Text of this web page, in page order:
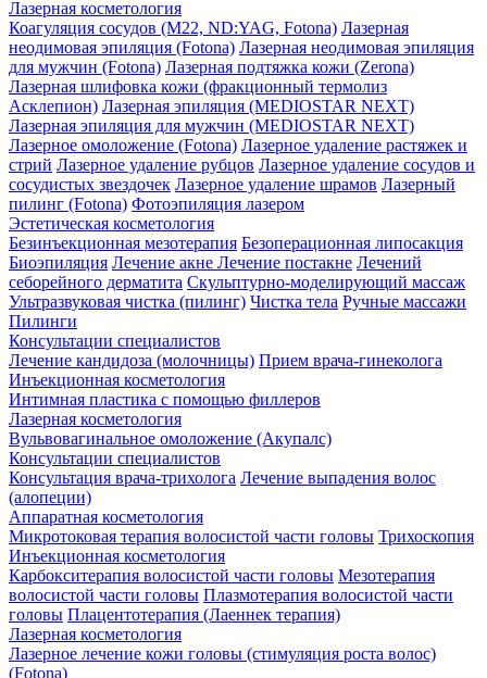
Лазерная косметология
Коагуляция сосудов (М22, ND:YAG, Fotona) Лазерная
неодимовая эпиляция (Fotona) Лазерная неодимовая эпиляция
для мужчин (Fotona) Лазерная подтяжка кожи (Zerona)
Лазерная шлифовка кожи (фракционный термолиз
Асклепион) Лазерная эпиляция (MEDIOSTAR NEXT)
Лазерная эпиляция для мужчин (MEDIOSTAR NEXT)
Лазерное омоложение (Fotona) Лазерное удаление растяжек и
стрий Лазерное удаление рубцов Лазерное удаление сосудов и
сосудистых звездочек Лазерное удаление шрамов Лазерный
пилинг (Fotona) Фотоэпиляция лазером
Эстетическая косметология
Безинъекционная мезотерапия Безоперационная липосакция
Биоэпиляция Лечение акне Лечение постакне Лечений
себорейного дерматита Скульптурно-моделирующий массаж
Ультразвуковая чистка (пилинг) Чистка тела Ручные массажи
Пилинги
Консультации специалистов
Лечение кандидоза (молочницы) Прием врача-гинеколога
Инъекционная косметология
Интимная пластика с помощью филлеров
Лазерная косметология
Вульвовагинальное омоложение (Акупалс)
Консультации специалистов
Консультация врача-трихолога Лечение выпадения волос
(алопеции)
Аппаратная косметология
Микротоковая терапия волосистой части головы Трихоскопия
Инъекционная косметология
Карбокситерапия волосистой части головы Мезотерапия
волосистой части головы Плазмотерапия волосистой части
головы Плацентотерапия (Лаеннек терапия)
Лазерная косметология
Лазерное лечение кожи головы (стимуляция роста волос)
(Fotona)